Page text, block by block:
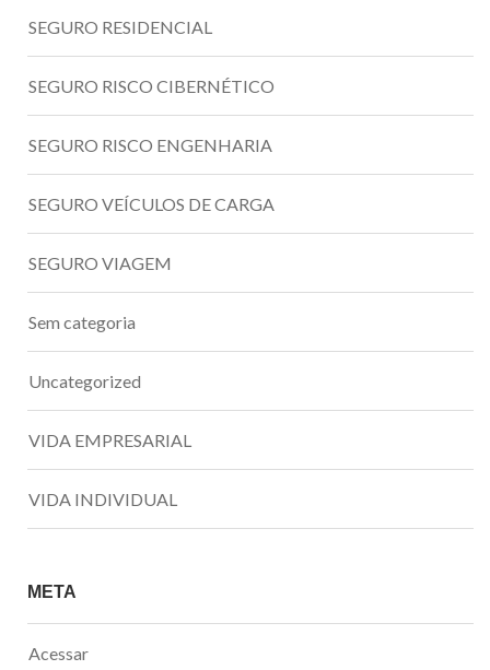
SEGURO RESIDENCIAL
SEGURO RISCO CIBERNÉTICO
SEGURO RISCO ENGENHARIA
SEGURO VEÍCULOS DE CARGA
SEGURO VIAGEM
Sem categoria
Uncategorized
VIDA EMPRESARIAL
VIDA INDIVIDUAL
META
Acessar